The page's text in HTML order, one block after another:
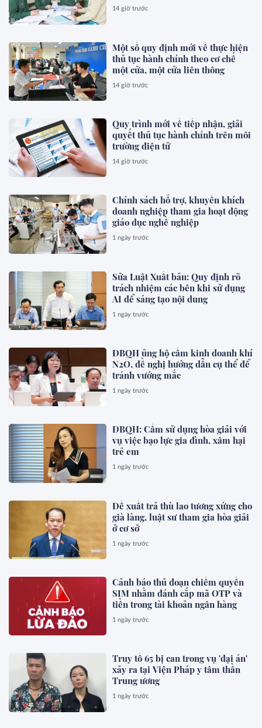
14 giờ trước
Một số quy định mới về thực hiện
thủ tục hành chính theo cơ chế
một cửa, một cửa liên thông
14 giờ trước
Quy trình mới về tiếp nhận, giải
quyết thủ tục hành chính trên môi
trường điện tử
14 giờ trước
Chính sách hỗ trợ, khuyến khích
doanh nghiệp tham gia hoạt động
giáo dục nghề nghiệp
1 ngày trước
Sửa Luật Xuất bản: Quy định rõ
trách nhiệm các bên khi sử dụng
AI để sáng tạo nội dung
1 ngày trước
ĐBQH ủng hộ cấm kinh doanh khí
N2O, đề nghị hướng dẫn cụ thể để
tránh vướng mắc
1 ngày trước
ĐBQH: Cấm sử dụng hòa giải với
vụ việc bạo lực gia đình, xâm hại
trẻ em
1 ngày trước
Đề xuất trả thù lao tương xứng cho
già làng, luật sư tham gia hòa giải
ở cơ sở
1 ngày trước
Cảnh báo thủ đoạn chiếm quyền
SIM nhằm đánh cắp mã OTP và
tiền trong tài khoản ngân hàng
1 ngày trước
Truy tố 65 bị can trong vụ 'đại án'
xảy ra tại Viện Pháp y tâm thần
Trung ương
1 ngày trước